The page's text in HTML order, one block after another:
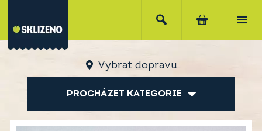
Vybrat dopravu
PROCHÁZET KATEGORIE